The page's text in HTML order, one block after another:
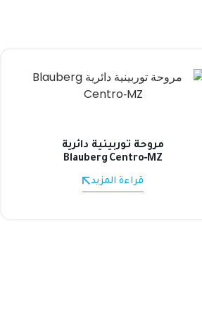
مروحة توربينية دائرية
Blauberg Centro‑MZ
قراءة المزيد